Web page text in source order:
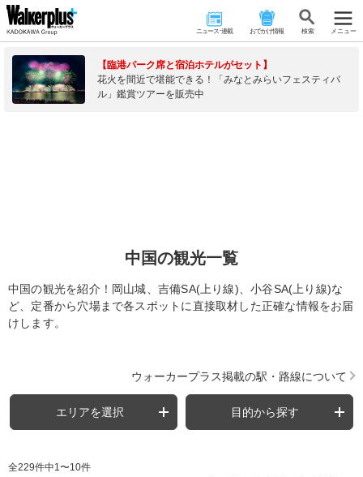
ニュース･連載 おでかけ情報 検 索 メニュー
【臨港パーク席と宿泊ホテルがセット】
花火を間近で堪能できる！「みなとみらいフェスティバ
ル」鑑賞ツアーを販売中
中国の観光一覧
中国の観光を紹介！岡山城、吉備SA(上り線)、小谷SA(上り線)な
ど、定番から穴場まで各スポットに直接取材した正確な情報をお届
けします。
ウォーカープラス掲載の駅・路線について
エリアを選択 目的から探す
全229件中1〜10件